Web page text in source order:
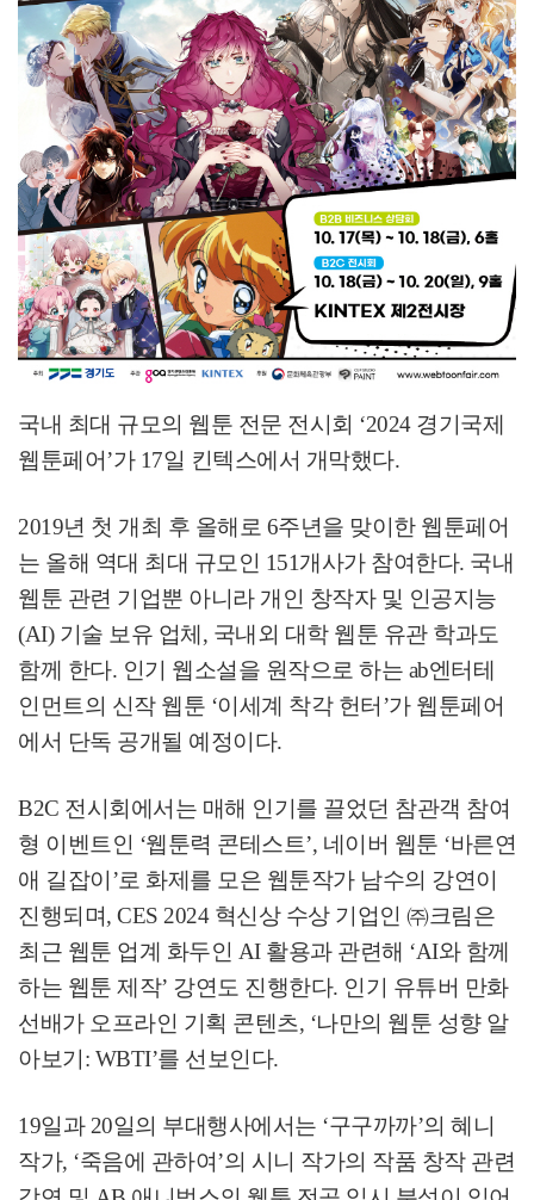
국내 최대 규모의 웹툰 전문 전시회 ‘2024 경기국제
웹툰페어’가 17일 킨텍스에서 개막했다.
2019년 첫 개최 후 올해로 6주년을 맞이한 웹툰페어
는 올해 역대 최대 규모인 151개사가 참여한다. 국내
웹툰 관련 기업뿐 아니라 개인 창작자 및 인공지능
(AI) 기술 보유 업체 , 국내외 대학 웹툰 유관 학과도
함께 한다. 인기 웹소설을 원작으로 하는 ab엔터테
인먼트의 신작 웹툰 ‘이세계 착각 헌터 ’가 웹툰페어
에서 단독 공개될 예정이다.
B2C 전시회에서는 매해 인기를 끌었던 참관객 참여
형 이벤트인 ‘웹툰력 콘테스트’, 네이버 웹툰 ‘바른연
애 길잡이 ’로 화제를 모은 웹툰작가 남수의 강연이
진행되며, CES 2024 혁신상 수상 기업인 ㈜크림은
최근 웹툰 업계 화두인 AI 활용과 관련해 ‘AI와 함께
하는 웹툰 제작’ 강연도 진행한다. 인기 유튜버 만화
선배가 오프라인 기획 콘텐츠, ‘나만의 웹툰 성향 알
아보기 : WBTI’를 선보인다.
19일과 20일의 부대행사에서는 ‘구구까까’의 혜니
작가, ‘죽음에 관하여’의 시니 작가의 작품 창작 관련